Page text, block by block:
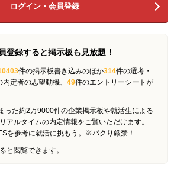
ログイン・会員登録
登録すると掲示板も見放題！
件の掲示板書き込みのほか314件の選考・
内定者の志望動機、 49件のエントリーシートが
った約2万9000件の企業掲示板や就活生による
アルタイムの内定情報をご覧いただけます。
を参考に就活に挑もう。※パクり厳禁！
と閲覧できます。